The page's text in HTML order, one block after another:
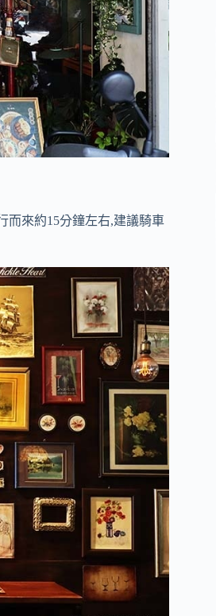
而來約15分鐘左右,建議騎車